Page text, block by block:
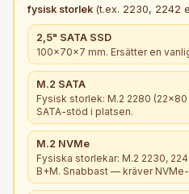
fysisk storlek (t.ex. 2230, 2242
2,5" SATA SSD
100×70×7 mm. Ersätter en
M.2 SATA
Fysisk storlek: M.2 2280
SATA-stöd i platsen.
M.2 NVMe
Fysiska storlekar: M.2 2230,
B+M. Snabbast — kräver